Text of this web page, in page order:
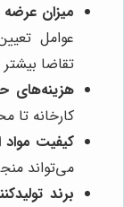
میزان عرضه
عوامل
تقاضا
هزینه‌های
کارخانه تا
کیفیت مواد
می‌تواند
برند